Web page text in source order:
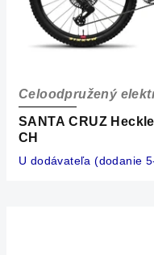
SANTA CRUZ
CH
Celoodpružený
U dodávateľa (dodanie